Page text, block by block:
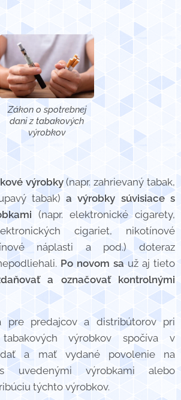
Zákon o spotrebnej
dani z tabakových
výrobkov
výrobky(napr. zahrievaný tabak,
tabak)a výrobky súvisiace s
(napr. elektronické cigarety,
cigariet, nikotínové
náplasti a pod.) doteraz
Po novom sauž aj tieto
a označovať kontrolnými
pre predajcov a distribútorov pri
výrobkov spočíva v
a mať vydané povolenie na
uvedenými výrobkami alebo
týchto výrobkov.